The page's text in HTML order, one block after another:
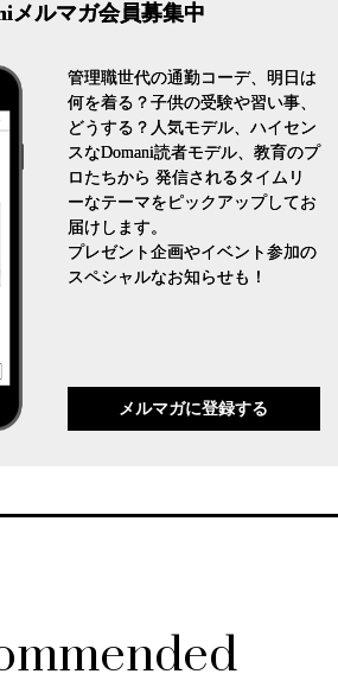
メルマガ会員募集中
管理職世代の通勤コーデ、明日は
何を着る？子供の受験や習い事、
どうする？人気モデル、ハイセン
スなDomani読者モデル、教育のプ
ロたちから 発信されるタイムリ
ーなテーマをピックアップしてお
届けします。
プレゼント企画やイベント参加の
スペシャルなお知らせも！
メルマガに登録する